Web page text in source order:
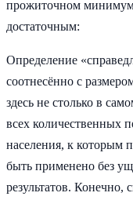
прожиточном
достаточным:
Определение
соотнесённо с
здесь не столько в
всех количественных
населения, к которым
быть применено без
результатов. Конечно,